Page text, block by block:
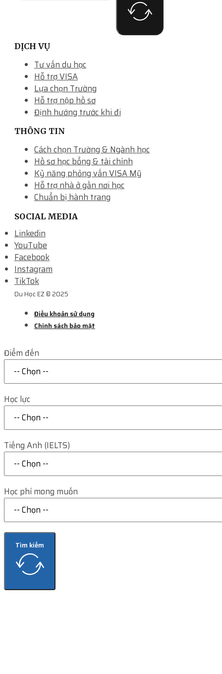
DỊCH VỤ
Tư vấn du học
Hỗ trợ VISA
Lựa chọn Trường
Hỗ trợ nộp hồ sơ
Định hướng trước khi đi
THÔNG TIN
Cách chọn Trường & Ngành học
Hồ sơ học bổng & tài chính
Kỷ năng phỏng vấn VISA Mỹ
Hỗ trợ nhà ở gần nơi học
Chuẩn bị hành trang
SOCIAL MEDIA
Linkedin
YouTube
Facebook
Instagram
TikTok
Du Học EZ © 2025
Điều khoản sử dụng
Chính sách bảo mật
Điểm đến
Học lực
Tiếng Anh (IELTS)
Học phí mong muốn
Tìm kiếm